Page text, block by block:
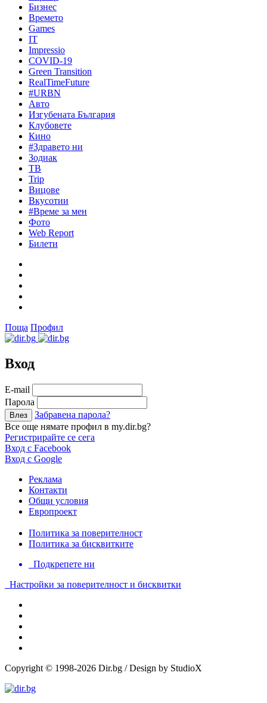
Бизнес
Времето
Games
IT
Impressio
COVID-19
Green Transition
RealTimeFuture
#URBN
Авто
Изгубената България
Клубовете
Кино
#Здравето ни
Зодиак
ТВ
Trip
Вицове
Вкусотии
#Време за мен
Фото
Web Report
Билети
Поща Профил
Вход
Е-mail
Парола
Забравена парола?
Все още нямате профил в my.dir.bg?
Регистрирайте се сега
Вход с Facebook
Вход с Google
Реклама
Контакти
Общи условия
Европроект
Политика за поверителност
Политика за бисквитките
Подкрепете ни
Настройки за поверителност и бисквитки
Copyright © 1998-2026 Dir.bg / Design by StudioX